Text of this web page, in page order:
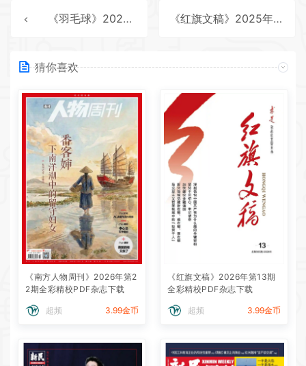
《羽毛球》2025年第11期全彩精校PDF杂志下载 《红旗文稿》2025年第20期全彩精校PDF杂志下载
猜你喜欢
《南方人物周刊》2026年第2
2期全彩精校PDF杂志下载
超频 3.99金币
《红旗文稿》2026年第13期
全彩精校PDF杂志下载
超频 3.99金币